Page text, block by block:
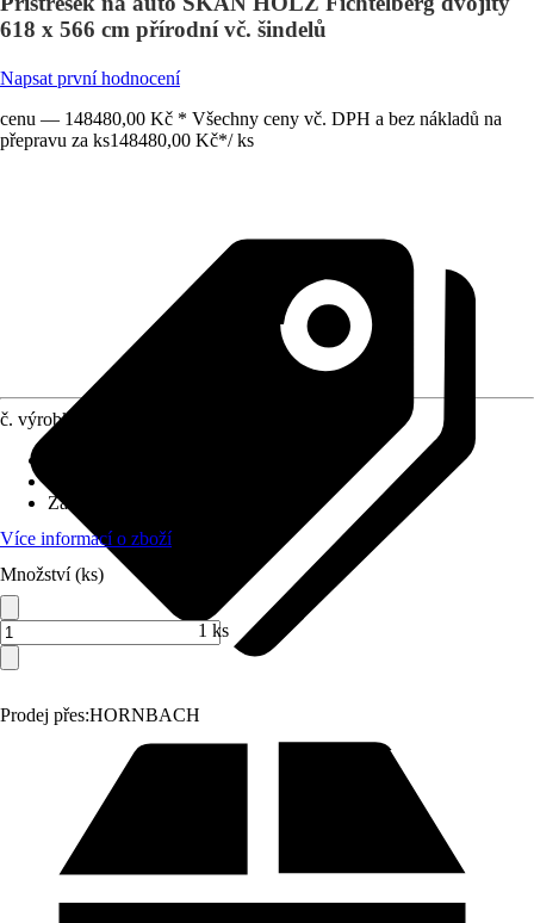
618 x 566 cm přírodní vč. šindelů
Napsat první hodnocení
cenu — 148480,00 Kč * Všechny ceny vč. DPH a bez nákladů na
přepravu za ks148480,00 Kč*/ ks
Prodej přes:HORNBACH
č. výrobku
Zatížení sněhem
Více informací o zboží
Množství (ks)
1 ks